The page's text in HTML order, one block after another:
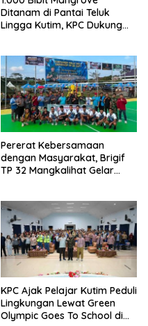
Ditanam di Pantai Teluk
Lingga Kutim, KPC Dukung
Pererat Kebersamaan
dengan Masyarakat, Brigif
TP 32 Mangkalihat Gelar
KPC Ajak Pelajar Kutim Peduli
Lingkungan Lewat Green
Olympic Goes To School di